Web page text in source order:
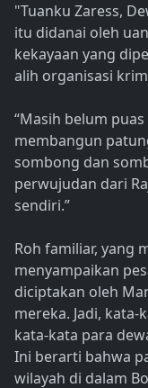
"Tuanku Zaress,
itu didanai oleh
kekayaan yang
alih organisasi
“Masih belum
membangun
sombong dan
perwujudan dari
sendiri.”
Roh familiar, yang
menyampaikan
diciptakan oleh
mereka. Jadi,
kata-kata para
Ini berarti bahwa
wilayah di dalam